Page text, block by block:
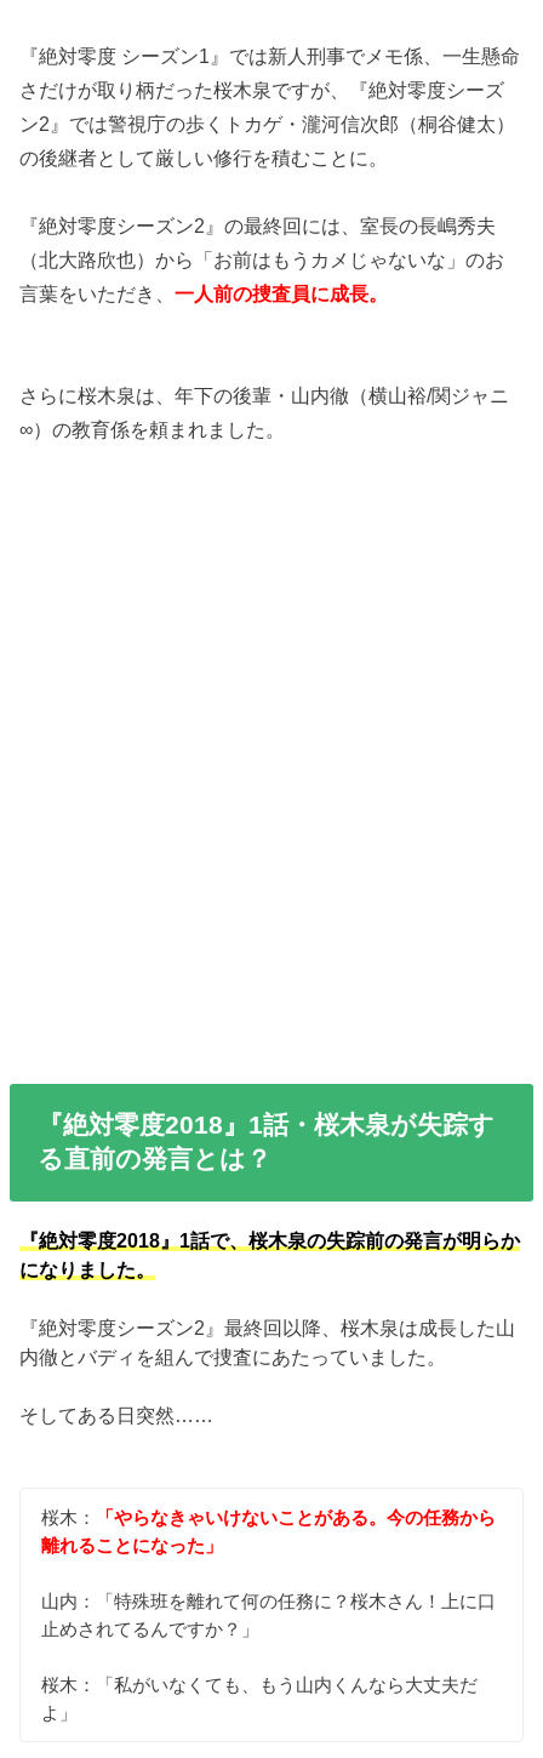
『絶対零度 シーズン1』では新人刑事でメモ係、一生懸命
さだけが取り柄だった桜木泉ですが、『絶対零度シーズ
ン2』では警視庁の歩くトカゲ・瀧河信次郎（桐谷健太）
の後継者として厳しい修行を積むことに。
『絶対零度シーズン2』の最終回には、室長の長嶋秀夫
（北大路欣也）から「お前はもうカメじゃないな」のお
言葉をいただき、一人前の捜査員に成長。
さらに桜木泉は、年下の後輩・山内徹（横山裕/関ジャニ
∞）の教育係を頼まれました。
『絶対零度2018』1話・桜木泉が失踪す
る直前の発言とは？
『絶対零度2018』1話で、桜木泉の失踪前の発言が明らか
になりました。
『絶対零度シーズン2』最終回以降、桜木泉は成長した山
内徹とバディを組んで捜査にあたっていました。
そしてある日突然……
桜木：
「やらなきゃいけないことがある。今の任務から
離れることになった」
山内：「特殊班を離れて何の任務に？桜木さん！上に口
止めされてるんですか？」
桜木：「私がいなくても、もう山内くんなら大丈夫だ
よ」